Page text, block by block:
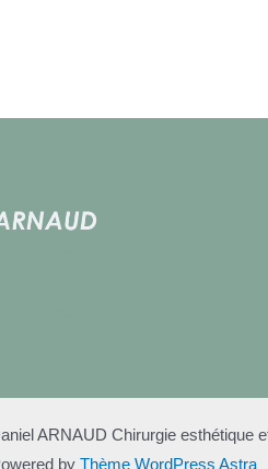
ARNAUD Chirurgie esthétique
by Thème WordPress Astra